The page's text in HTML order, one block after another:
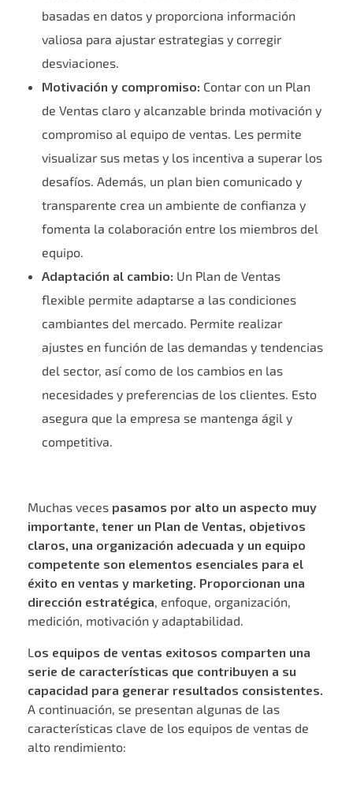
basadas en datos y proporciona información
valiosa para ajustar estrategias y corregir
desviaciones.
Motivación y compromiso: Contar con un Plan
de Ventas claro y alcanzable brinda motivación y
compromiso al equipo de ventas. Les permite
visualizar sus metas y los incentiva a superar los
desafíos. Además, un plan bien comunicado y
transparente crea un ambiente de confianza y
fomenta la colaboración entre los miembros del
equipo.
Adaptación al cambio: Un Plan de Ventas
flexible permite adaptarse a las condiciones
cambiantes del mercado. Permite realizar
ajustes en función de las demandas y tendencias
del sector, así como de los cambios en las
necesidades y preferencias de los clientes. Esto
asegura que la empresa se mantenga ágil y
competitiva.
Muchas veces pasamos por alto un aspecto muy
importante, tener un Plan de Ventas, objetivos
claros, una organización adecuada y un equipo
competente son elementos esenciales para el
éxito en ventas y marketing. Proporcionan una
dirección estratégica , enfoque, organización,
medición, motivación y adaptabilidad.
L os equipos de ventas exitosos comparten una
serie de características que contribuyen a su
capacidad para generar resultados consistentes.
A continuación, se presentan algunas de las
características clave de los equipos de ventas de
alto rendimiento: